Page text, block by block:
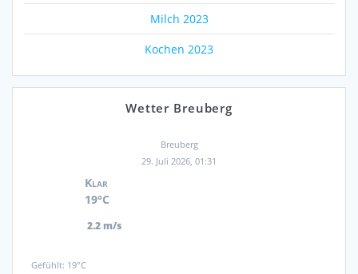
Milch 2023
Kochen 2023
Wetter Breuberg
Breuberg
29. Juli 2026, 01:31
Klar
19°C
2.2 m/s
Gefühlt: 19°C